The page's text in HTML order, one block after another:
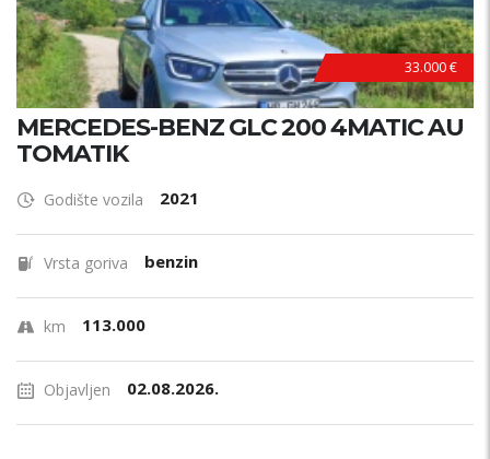
33.000 €
MERCEDES-BENZ GLC 200 4MATIC AU
TOMATIK
Godište vozila 2021
Vrsta goriva benzin
km 113.000
Objavljen 02.08.2026.